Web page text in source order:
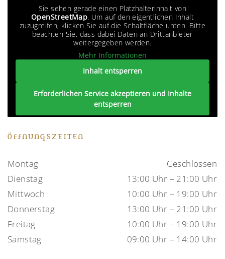
Sie sehen gerade einen Platzhalterinhalt von
OpenStreetMap. Um auf den eigentlichen Inhalt
zuzugreifen, klicken Sie auf die Schaltfläche unten. Bitte
beachten Sie, dass dabei Daten an Drittanbieter
weitergegeben werden.
Mehr Informationen
Inhalt entsperren
Erforderlichen Service akzeptieren und Inhalte
entsperren
ÖFFNUNGSZEITEN
Montag
Geschlossen
Dienstag
13:00 Uhr – 21:00 Uhr
Mittwoch
10:00 Uhr – 19:00 Uhr
Donnerstag
13:00 Uhr – 21:00 Uhr
Freitag
10:00 Uhr – 19:00 Uhr
Samstag
09:00 Uhr – 14:00 Uhr